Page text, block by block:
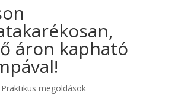
áron kapható
Praktikus megoldások